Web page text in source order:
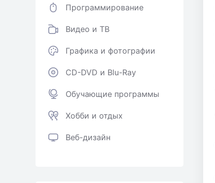
Программирование
Видео и ТВ
Графика и фотографии
CD-DVD и Blu-Ray
Обучающие программы
Хобби и отдых
Веб-дизайн